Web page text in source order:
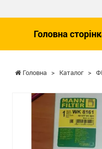
Головна
Головна > Каталог >